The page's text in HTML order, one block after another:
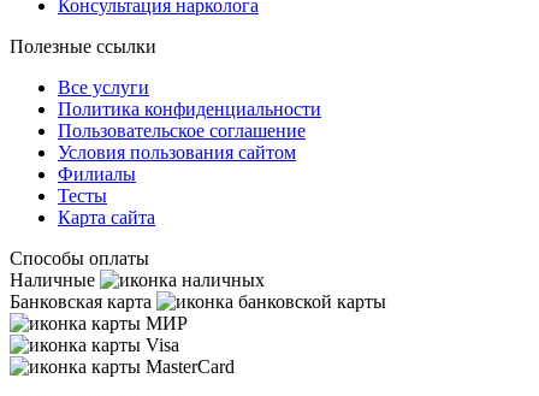
Консультация нарколога
Полезные ссылки
Все услуги
Политика конфиденциальности
Пользовательское cоглашение
Условия пользования сайтом
Филиалы
Тесты
Карта сайта
Способы оплаты
Наличные
Банковская карта